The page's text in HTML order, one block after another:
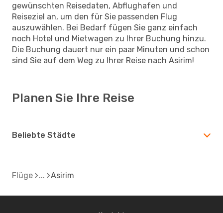
gewünschten Reisedaten, Abflughafen und
Reiseziel an, um den für Sie passenden Flug
auszuwählen. Bei Bedarf fügen Sie ganz einfach
noch Hotel und Mietwagen zu Ihrer Buchung hinzu.
Die Buchung dauert nur ein paar Minuten und schon
sind Sie auf dem Weg zu Ihrer Reise nach Asirim!
Planen Sie Ihre Reise
Beliebte Städte
Flüge Asirim